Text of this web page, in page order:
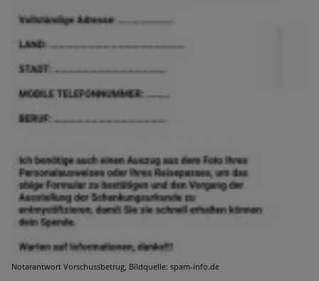
Notarantwort Vorschussbetrug, Bildquelle: spam-info.de